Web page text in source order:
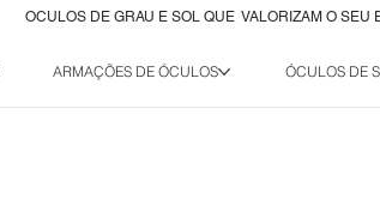
OCULOS DE GRAU E SOL QUE VALORIZAM O SEU
ARMAÇÕES DE ÓCULOS ÓCULOS DE